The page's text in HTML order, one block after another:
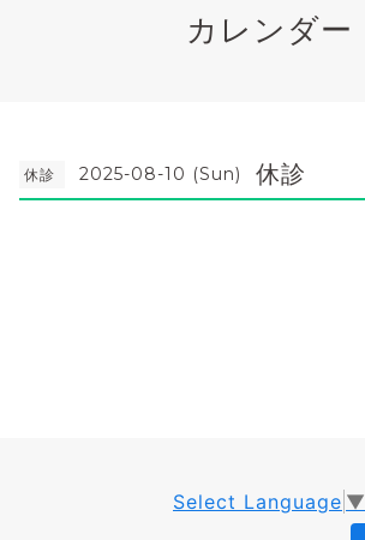
カレンダー
休診 2025-08-10 (Sun) 休診
Select Language ▼